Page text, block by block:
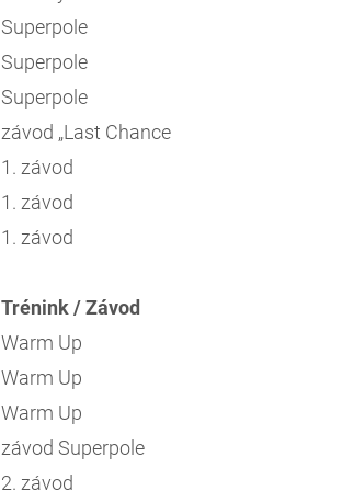
Superpole
Superpole
Superpole
závod „Last Chance
1. závod
1. závod
1. závod
Trénink / Závod
Warm Up
Warm Up
Warm Up
závod Superpole
2. závod